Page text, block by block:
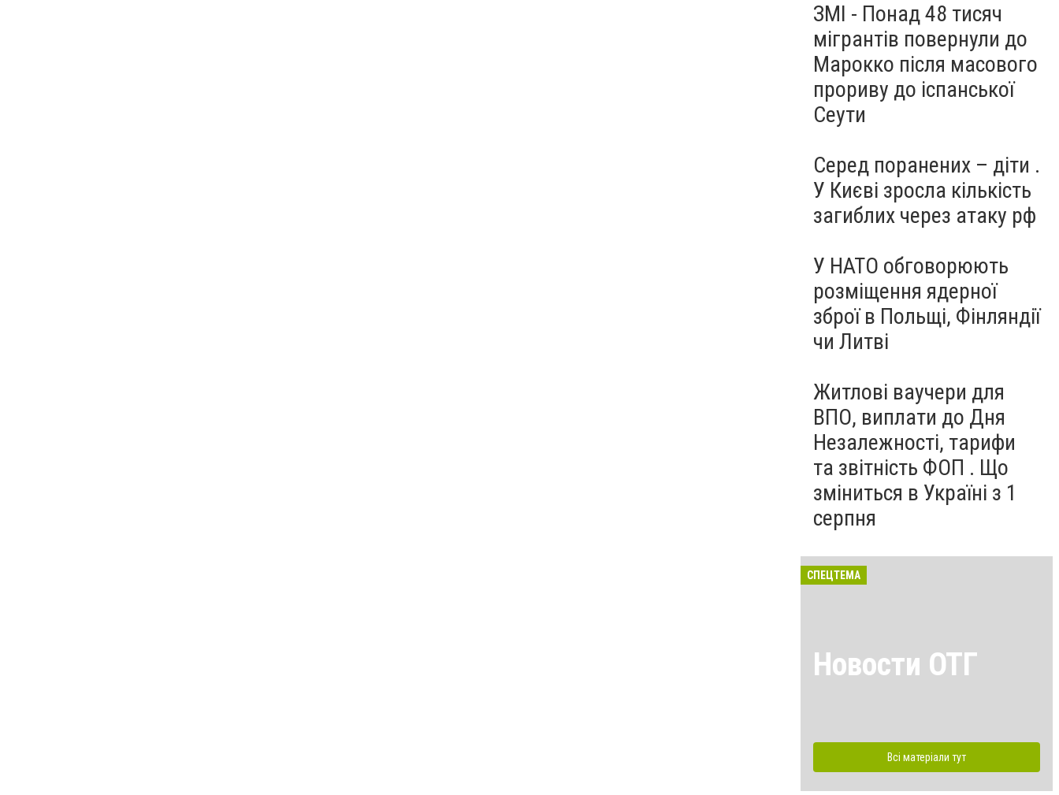
ЗМІ - Понад 48 тисяч
мігрантів повернули до
Марокко після масового
прориву до іспанської
Сеути
Серед поранених – діти .
У Києві зросла кількість
загиблих через атаку рф
У НАТО обговорюють
розміщення ядерної
зброї в Польщі, Фінляндії
чи Литві
Житлові ваучери для
ВПО, виплати до Дня
Незалежності, тарифи
та звітність ФОП . Що
зміниться в Україні з 1
серпня
СПЕЦТЕМА
Новости ОТГ
Всі матеріали тут